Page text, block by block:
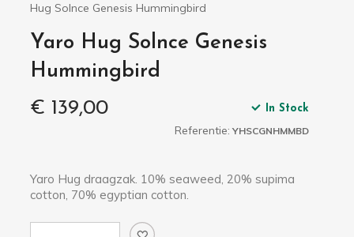
Hug Solnce Genesis Hummingbird
Yaro Hug Solnce Genesis
Hummingbird
€ 139,00
In Stock
Referentie: YHSCGNHMMBD
Yaro Hug draagzak. 10% seaweed, 20% supima
cotton, 70% egyptian cotton.